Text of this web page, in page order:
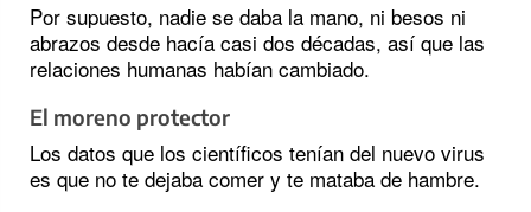
Por supuesto, nadie se daba la mano, ni besos ni
abrazos desde hacía casi dos décadas, así que las
relaciones humanas habían cambiado.
El moreno protector
Los datos que los científicos tenían del nuevo virus
es que no te dejaba comer y te mataba de hambre.